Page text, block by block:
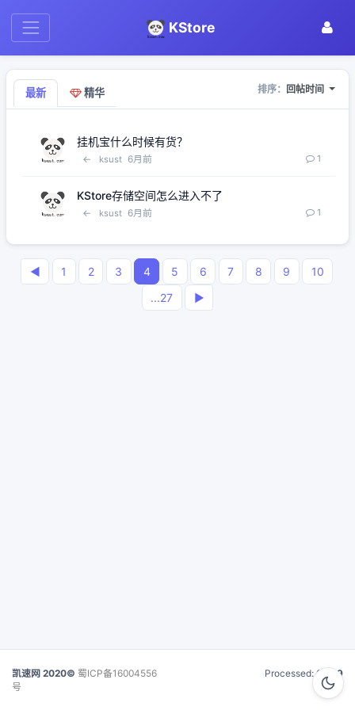
KStore
最新 精华 排序： 回帖时间
挂机宝什么时候有货？
← ksust 6月前 1
KStore存储空间怎么进入不了
← ksust 6月前 1
◀ 1 2 3 4 5 6 7 8 9
10
...27
▶
凯速网 2020© 蜀ICP备16004556
号
Processed:0.019